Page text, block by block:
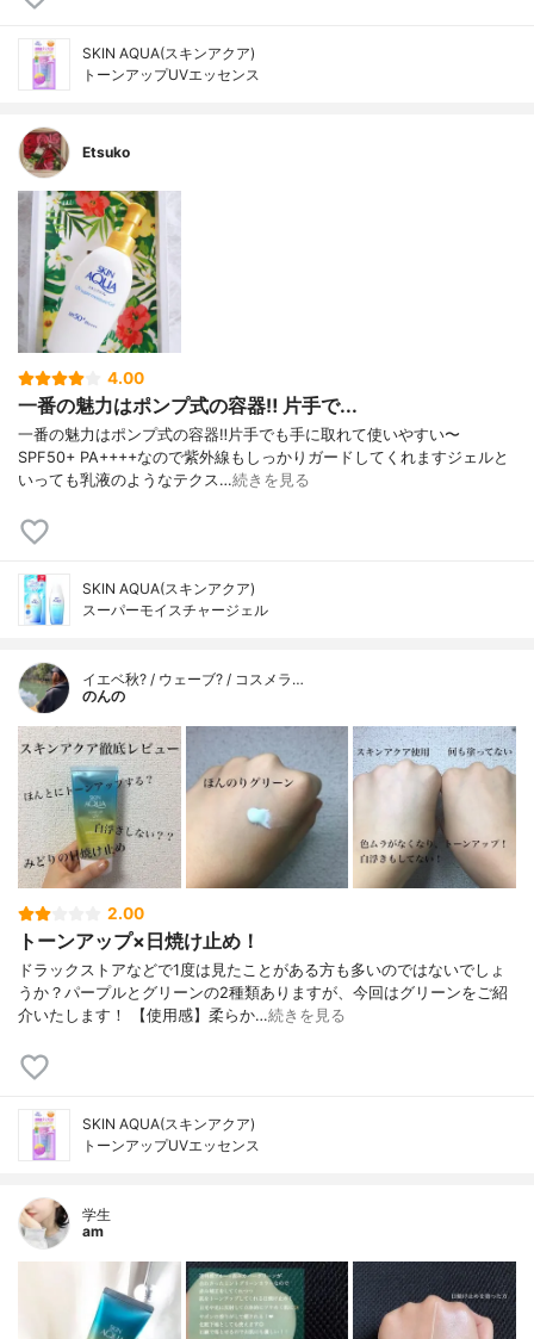
SKIN AQUA(スキンアクア)
トーンアップUVエッセンス
Etsuko
4.00
一番の魅力はポンプ式の容器‼️ 片手で...
一番の魅力はポンプ式の容器‼️片手でも手に取れて使いやすい〜
SPF50+ PA++++なので紫外線もしっかりガードしてくれますジェルと
いっても乳液のようなテクス…続きを見る
SKIN AQUA(スキンアクア)
スーパーモイスチャージェル
イエベ秋? / ウェーブ? / コスメラ…
のんの
2.00
トーンアップ×日焼け止め！
ドラックストアなどで1度は見たことがある方も多いのではないでしょ
うか？パープルとグリーンの2種類ありますが、今回はグリーンをご紹
介いたします！ 【使用感】柔らか…続きを見る
SKIN AQUA(スキンアクア)
トーンアップUVエッセンス
学生
am